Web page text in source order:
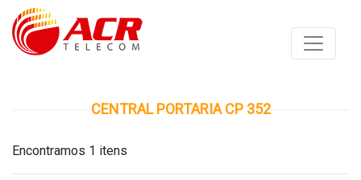
CENTRAL PORTARIA CP 352
Encontramos 1 itens